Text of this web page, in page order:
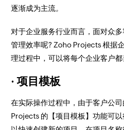
逐渐成为主流。
对于企业服务行业而言，面对众
管理效率呢? Zoho Projects根据
理过程中，可以将每个企业客户都
· 项目模板
在实际操作过程中，由于客户公
Projects 的【项目模板 】功能可